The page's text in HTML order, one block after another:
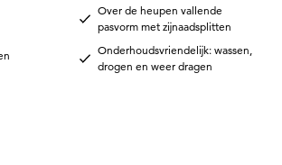
Over de heupen vallende
pasvorm met zijnaadsplitten
Onderhoudsvriendelijk: wassen,
drogen en weer dragen